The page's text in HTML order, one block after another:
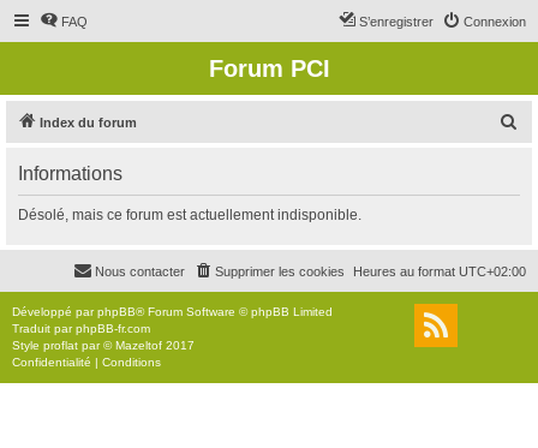
FAQ Connexion
S’enregistrer
Forum PCI
Index du forum
r
c
r
Informations
Désolé, mais ce forum est actuellement indisponible.
Heures au format UTC+02:00
Supprimer les cookies
Nous contacter
Développé parphpBB® Forum Software © phpBB Limited
Traduit parphpBB-fr.com
Style proflat par ©Mazeltof 2017
Confidentialité | Conditions